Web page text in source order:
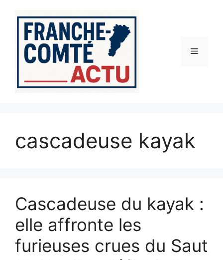
contenu
Menu
cascadeuse kayak
Cascadeuse du kayak :
elle affronte les
furieuses crues du Saut